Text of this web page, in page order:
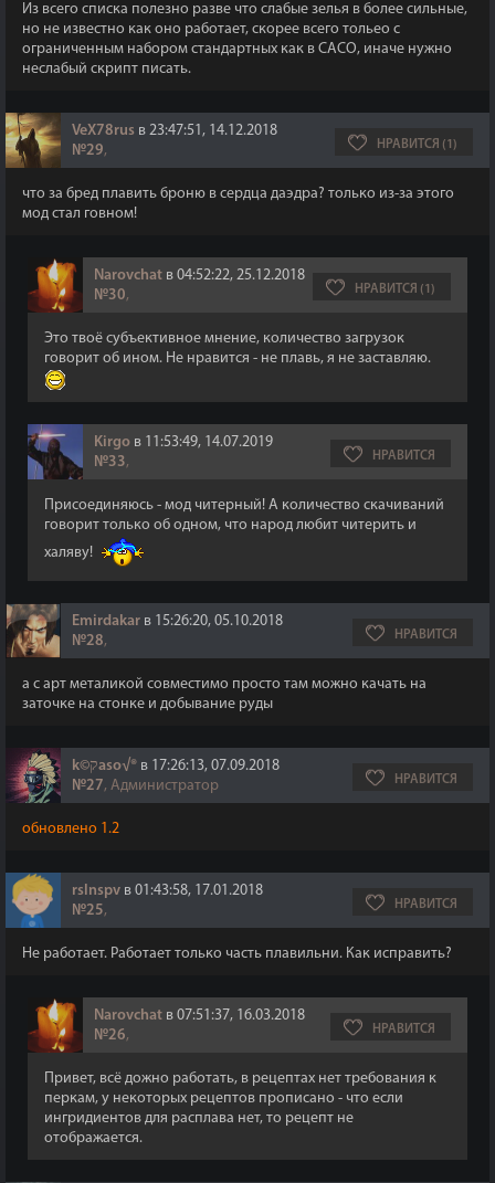
Из всего списка полезно разве что слабые зелья в более сильные,
но не известно как оно работает, скорее всего тольео с
ограниченным набором стандартных как в САСО, иначе нужно
неслабый скрипт писать.
VeX78rus в 23:47:51, 14.12.2018
№29, НРАВИТСЯ (1)
что за бред плавить броню в сердца даэдра? только из-за этого
мод стал говном!
Narovchat в 04:52:22, 25.12.2018
№30, НРАВИТСЯ (1)
Это твоё субъективное мнение, количество загрузок
говорит об ином. Не нравится - не плавь, я не заставляю.
Kirgo в 11:53:49, 14.07.2019
№33, НРАВИТСЯ
Присоединяюсь - мод читерный! А количество скачиваний
говорит только об одном, что народ любит читерить и
халяву!
Emirdakar в 15:26:20, 05.10.2018
№28, НРАВИТСЯ
а с арт металикой совместимо просто там можно качать на
заточке на стонке и добывание руды
k©קaso√® в 17:26:13, 07.09.2018
№27, Администратор НРАВИТСЯ
обновлено 1.2
rslnspv в 01:43:58, 17.01.2018
№25, НРАВИТСЯ
Не работает. Работает только часть плавильни. Как исправить?
Narovchat в 07:51:37, 16.03.2018
№26, НРАВИТСЯ
Привет, всё дожно работать, в рецептах нет требования к
перкам, у некоторых рецептов прописано - что если
ингридиентов для расплава нет, то рецепт не
отображается.